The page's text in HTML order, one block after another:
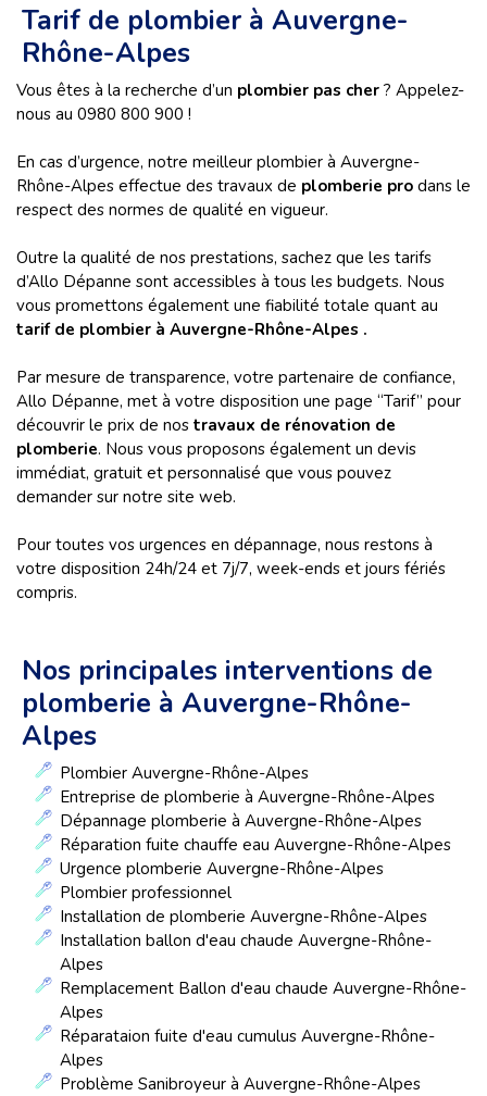
Tarif de plombier à Auvergne-
Rhône-Alpes
Vous êtes à la recherche d’un plombier pas cher ? Appelez-
nous au 0980 800 900 !
En cas d’urgence, notre meilleur plombier à Auvergne-
Rhône-Alpes effectue des travaux de plomberie pro dans le
respect des normes de qualité en vigueur.
Outre la qualité de nos prestations, sachez que les tarifs
d’Allo Dépanne sont accessibles à tous les budgets. Nous
vous promettons également une fiabilité totale quant au
tarif de plombier à Auvergne-Rhône-Alpes .
Par mesure de transparence, votre partenaire de confiance,
Allo Dépanne, met à votre disposition une page “Tarif” pour
découvrir le prix de nos travaux de rénovation de
plomberie. Nous vous proposons également un devis
immédiat, gratuit et personnalisé que vous pouvez
demander sur notre site web.
Pour toutes vos urgences en dépannage, nous restons à
votre disposition 24h/24 et 7j/7, week-ends et jours fériés
compris.
Nos principales interventions de
plomberie à Auvergne-Rhône-
Alpes
Plombier Auvergne-Rhône-Alpes
Entreprise de plomberie à Auvergne-Rhône-Alpes
Dépannage plomberie à Auvergne-Rhône-Alpes
Réparation fuite chauffe eau Auvergne-Rhône-Alpes
Urgence plomberie Auvergne-Rhône-Alpes
Plombier professionnel
Installation de plomberie Auvergne-Rhône-Alpes
Installation ballon d'eau chaude Auvergne-Rhône-
Alpes
Remplacement Ballon d'eau chaude Auvergne-Rhône-
Alpes
Réparataion fuite d'eau cumulus Auvergne-Rhône-
Alpes
Problème Sanibroyeur à Auvergne-Rhône-Alpes